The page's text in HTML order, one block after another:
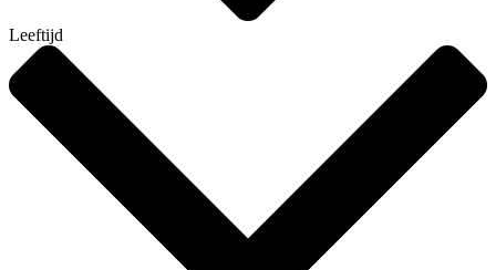
Leeftijd